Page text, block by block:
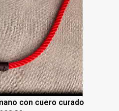
con cuero curado